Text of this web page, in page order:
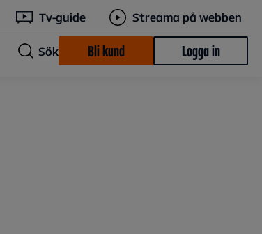
Tv-guide Streama på webben
Sök Bli kund Logga in